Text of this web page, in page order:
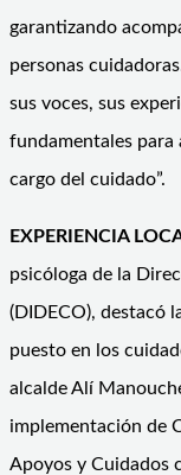
garantizando
personas
sus voces, sus
fundamentales para
cargo del cuidado”.
EXPERIENCIA
psicóloga de la
(DIDECO), destacó
puesto en los
alcalde Alí
implementación de
Apoyos y Cuidados